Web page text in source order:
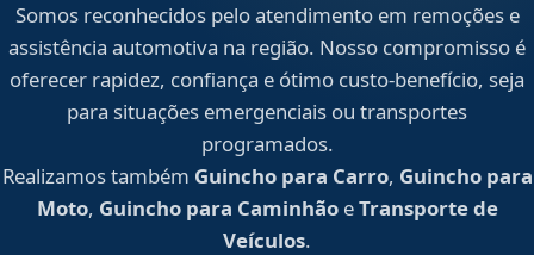
Somos reconhecidos pelo atendimento em remoções e
assistência automotiva na região. Nosso compromisso é
oferecer rapidez, confiança e ótimo custo-benefício, seja
para situações emergenciais ou transportes
programados.
Realizamos também Guincho para Carro, Guincho para
Moto, Guincho para CaminhãoeTransporte de
Veículos.